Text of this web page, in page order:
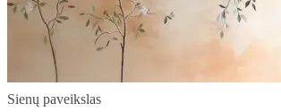
Sienų paveikslas